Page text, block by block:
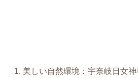
美しい自然環境：宇奈岐日女